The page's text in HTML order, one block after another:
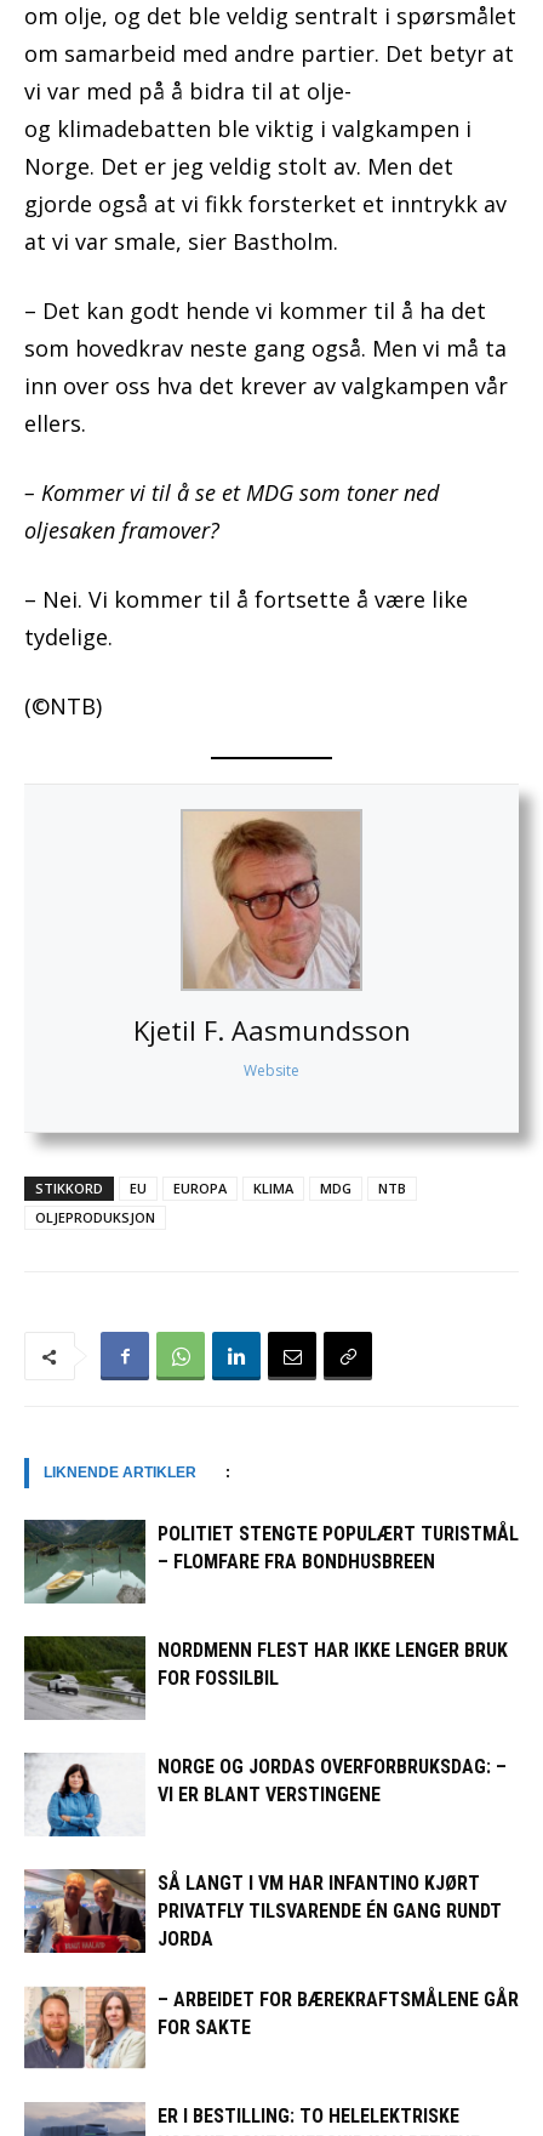
om olje, og det ble veldig sentralt i spørsmålet
om samarbeid med andre partier. Det betyr at
vi var med på å bidra til at olje-
og klimadebatten ble viktig i valgkampen i
Norge. Det er jeg veldig stolt av. Men det
gjorde også at vi fikk forsterket et inntrykk av
at vi var smale, sier Bastholm.
– Det kan godt hende vi kommer til å ha det
som hovedkrav neste gang også. Men vi må ta
inn over oss hva det krever av valgkampen vår
ellers.
– Kommer vi til å se et MDG som toner ned
oljesaken framover?
– Nei. Vi kommer til å fortsette å være like
tydelige.
(©NTB)
Kjetil F. Aasmundsson
Website
STIKKORD EU EUROPA KLIMA MDG
NTB
OLJEPRODUKSJON
LIKNENDE ARTIKLER :
POLITIET STENGTE POPULÆRT TURISTMÅL
– FLOMFARE FRA BONDHUSBREEN
NORDMENN FLEST HAR IKKE LENGER BRUK
FOR FOSSILBIL
NORGE OG JORDAS OVERFORBRUKSDAG: –
VI ER BLANT VERSTINGENE
SÅ LANGT I VM HAR INFANTINO KJØRT
PRIVATFLY TILSVARENDE ÉN GANG RUNDT
JORDA
– ARBEIDET FOR BÆREKRAFTSMÅLENE GÅR
FOR SAKTE
ER I BESTILLING: TO HELELEKTRISKE